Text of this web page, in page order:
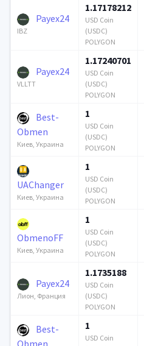
Payex24
IBZ
1.17178212
USD Coin
(USDC)
POLYGON
Payex24
VLLTT
1.17240701
USD Coin
(USDC)
POLYGON
Best-
Obmen
Киев, Украина
1
USD Coin
(USDC)
POLYGON
UAChanger
Киев, Украина
1
USD Coin
(USDC)
POLYGON
ObmenoFF
Киев, Украина
1
USD Coin
(USDC)
POLYGON
Payex24
Лион, Франция
1.1735188
USD Coin
(USDC)
POLYGON
Best-
Obmen
1
USD Coin